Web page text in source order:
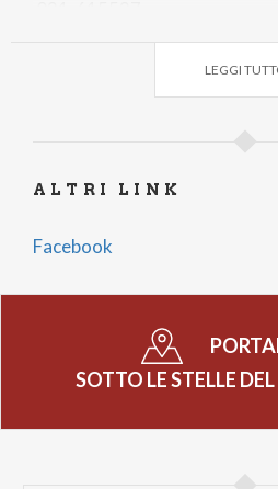
LEGGI
ALTRI LINK
Facebook
SOTTO LE STELLE